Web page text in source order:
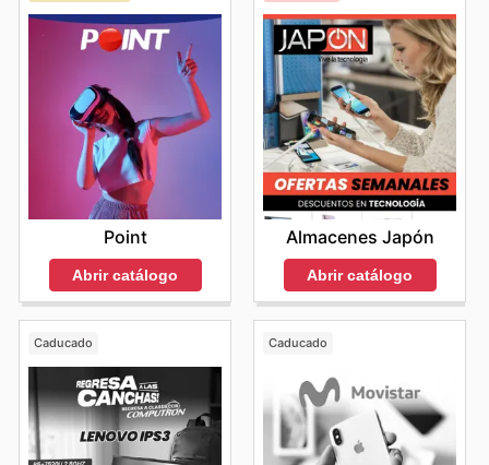
Point
Abrir catálogo
Almacenes Japón
Abrir catálogo
Caducado Caducado